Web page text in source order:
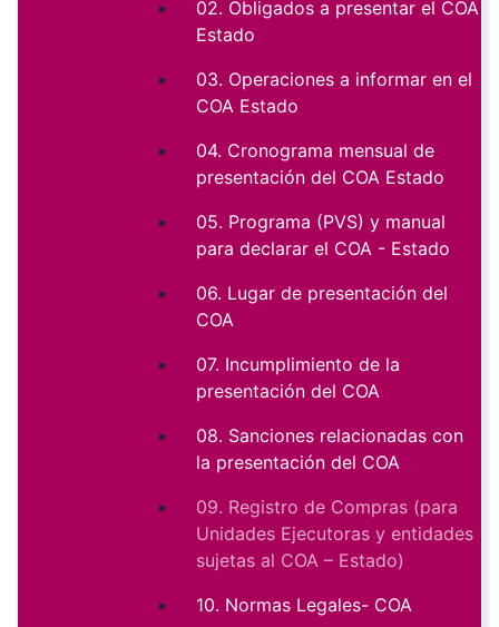
02. Obligados a presentar el COA
Estado
03. Operaciones a informar en el
COA Estado
04. Cronograma mensual de
presentación del COA Estado
05. Programa (PVS) y manual
para declarar el COA - Estado
06. Lugar de presentación del
COA
07. Incumplimiento de la
presentación del COA
08. Sanciones relacionadas con
la presentación del COA
09. Registro de Compras (para
Unidades Ejecutoras y entidades
sujetas al COA – Estado)
10. Normas Legales- COA